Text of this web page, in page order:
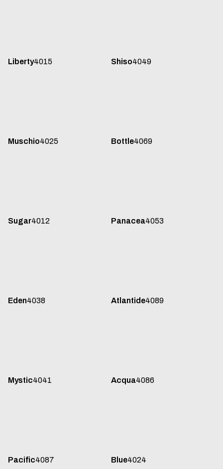
Liberty4015 Shiso4049
Muschio4025 Bottle4069
Sugar4012 Panacea4053
Eden4038 Atlantide4089
Mystic4041 Acqua4086
Pacific4087 Blue4024